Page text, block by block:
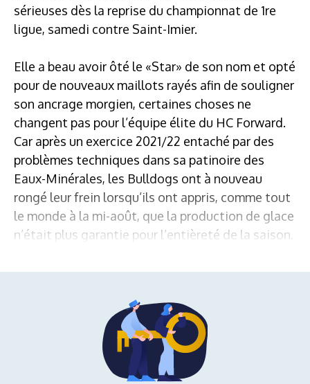
sérieuses dès la reprise du championnat de 1re
ligue, samedi contre Saint-Imier.
Elle a beau avoir ôté le «Star» de son nom et opté
pour de nouveaux maillots rayés afin de souligner
son ancrage morgien, certaines choses ne
changent pas pour l’équipe élite du HC Forward.
Car après un exercice 2021/22 entaché par des
problèmes techniques dans sa patinoire des
Eaux-Minérales, les Bulldogs ont à nouveau
rongé leur frein lorsqu’ils ont appris, comme tout
le monde à la mi-août, que la production de glace
n’était plus garantie pour l’entièreté de la saison.